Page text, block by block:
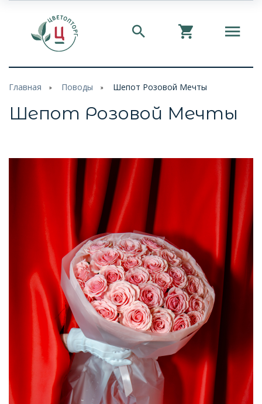
Главная Поводы Шепот Розовой Мечты
Шепот Розовой Мечты